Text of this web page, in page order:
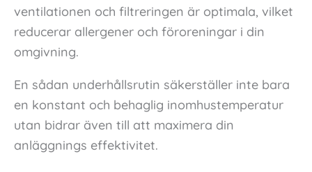
ventilationen och filtreringen är optimala, vilket
reducerar allergener och föroreningar i din
omgivning.
En sådan underhållsrutin säkerställer inte bara
en konstant och behaglig inomhustemperatur
utan bidrar även till att maximera din
anläggnings effektivitet.